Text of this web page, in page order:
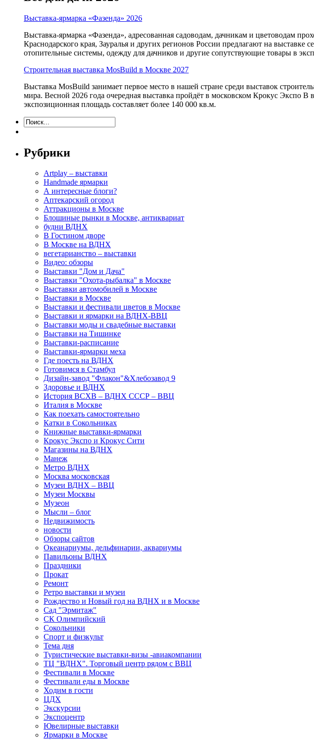
Выставка-ярмарка «Фазенда» 2026
Выставка-ярмарка «Фазенда», адресованная садоводам, дачникам и цветоводам
Краснодарского края, Зауралья и других регионов России предлагают на
отопительные системы, одежду для дачников и другие сопутствующие товары в
Строительная выставка MosBuild в Москве 2027
Выставка MosBuild занимает первое место в нашей стране среди выставок
мира. Весной 2026 года очередная выставка пройдёт в московском Крокус Экспо
экспозиционная площадь составляет более 140 000 кв.м.
Рубрики
Artplay – выставки
Handmade ярмарки
А интересные блоги?
Аптекарский огород
Аттракционы в Москве
Блошиные рынки в Москве, антиквариат
будни ВДНХ
В Гостином дворе
В Москве на ВДНХ
вегетарианство – выставки
Видео: обзоры
Выставки "Дом и Дача"
Выставки "Охота-рыбалка" в Москве
Выставки автомобилей в Москве
Выставки в Москве
Выставки и фестивали цветов в Москве
Выставки и ярмарки на ВДНХ-ВВЦ
Выставки моды и свадебные выставки
Выставки на Тишинке
Выставки-расписание
Выставки-ярмарки меха
Где поесть на ВДНХ
Готовимся в Стамбул
Дизайн-завод "Флакон"&Хлебозавод 9
Здоровье и ВДНХ
История ВСХВ – ВДНХ СССР – ВВЦ
Италия в Москве
Как поехать самостоятельно
Катки в Сокольниках
Книжные выставки-ярмарки
Крокус Экспо и Крокус Сити
Магазины на ВДНХ
Манеж
Метро ВДНХ
Москва московская
Музеи ВДНХ – ВВЦ
Музеи Москвы
Музеон
Мысли – блог
Недвижимость
новости
Обзоры сайтов
Океанариумы, дельфинарии, аквариумы
Павильоны ВДНХ
Праздники
Прокат
Ремонт
Ретро выставки и музеи
Рождество и Новый год на ВДНХ и в Москве
Сад "Эрмитаж"
СК Олимпийский
Сокольники
Спорт и физкульт
Тема дня
Туристические выставки-визы -авиакомпании
ТЦ "ВДНХ". Торговый центр рядом с ВВЦ
Фестивали в Москве
Фестивали еды в Москве
Ходим в гости
ЦДХ
Экскурсии
Экспоцентр
Ювелирные выставки
Ярмарки в Москве